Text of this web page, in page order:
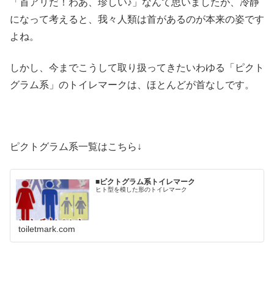
「首アリだ！わあ、珍しい♪」なんて思いましたが、冷静
になって考えると、我々人類は首があるのが本来の姿です
よね。
しかし、今までこうして取り扱ってきたいわゆる「ピクト
グラム系」のトイレマークは、ほとんどが首なしです。
ピクトグラム系一覧はこちら↓
■ピクトグラム系トイレマーク
ヒト型を模した形のトイレマーク
toiletmark.com